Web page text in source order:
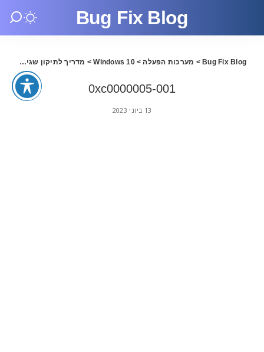
Bug Fix Blog
Bug Fix Blog
> מערכות הפעלה >
Windows 10
> מדריך לתיקון שגיאה 0xc0000005 בווינדוס
0xc0000005-001
13 ביוני 2023